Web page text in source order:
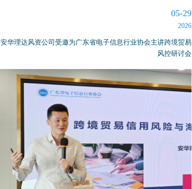
05-29
2026
安华理达风资公司受邀为广东省电子信息行业协会主讲跨境贸易
风控研讨会